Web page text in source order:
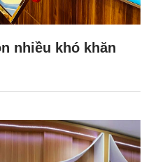
nhiều khó khăn